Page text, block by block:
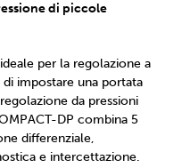
di piccole
per la regolazione a
impostare una portata
da pressioni
DP combina 5
differenziale,
e intercettazione.